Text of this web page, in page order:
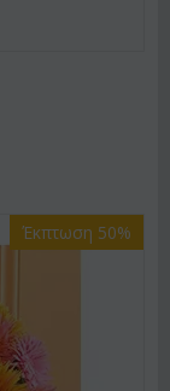
Έκπτωση 50%